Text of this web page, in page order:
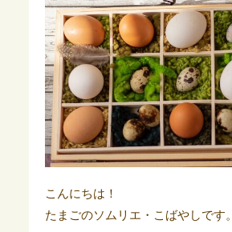
こんにちは！
たまごのソムリエ・こばやしです。